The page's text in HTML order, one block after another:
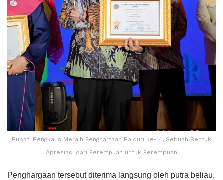
Bupati Bengkalis Meraih Penghargaan Baiduri ke-14, Sebuah Bentuk
Apresiasi dari Perempuan untuk Perempuan
Penghargaan tersebut diterima langsung oleh putra beliau,